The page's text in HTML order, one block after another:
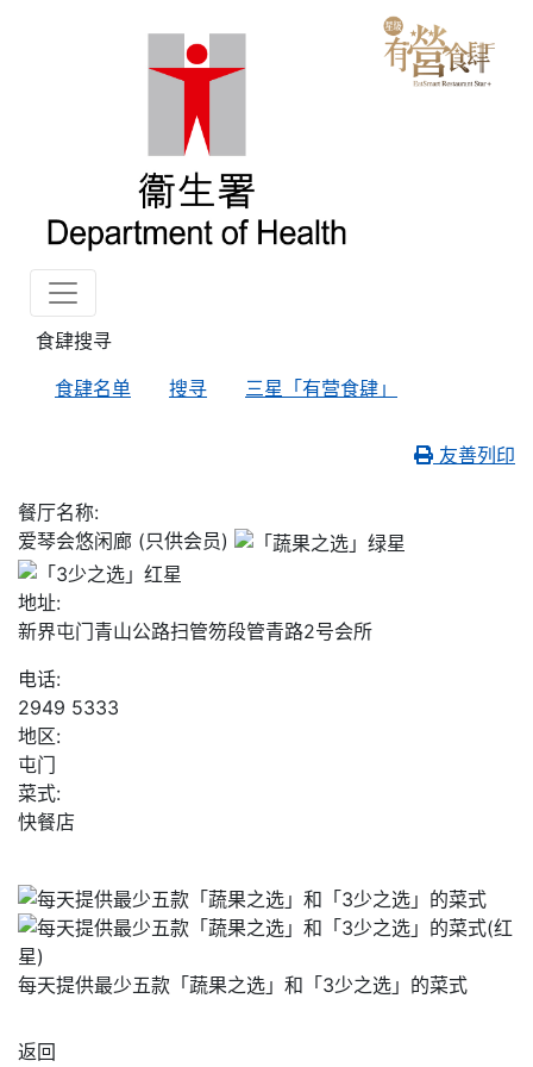
食肆搜寻
食肆名单
搜寻 三星「有营食肆」
友善列印
餐厅名称:
爱琴会悠闲廊 (只供会员)
地址:
新界屯门青山公路扫管笏段管青路2号会所
电话:
2949 5333
地区:
屯门
菜式:
快餐店
每天提供最少五款「蔬果之选」和「3少之选」的菜式
返回